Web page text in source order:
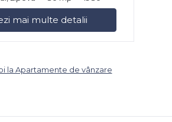
mai multe detalii
la Apartamente de vânzare